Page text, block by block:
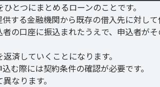
とつにまとめるローンのことです。
する金融機関から既存の借入先に対し
の口座に振込まれたうえで、申込者が
済していくことになります。
む際には契約条件の確認が必要です。
なります。